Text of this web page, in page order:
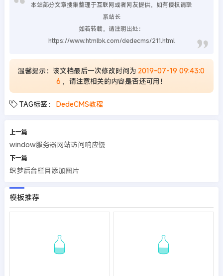
本站部分文章搜集整理于互联网或者网友提供，如有侵权请联
系站长
如若转载，请注明出处：
https://www.htmlbk.com/dedecms/211.html
温馨提示：该文档最后一次修改时间为 2019-07-19 09:43:0
6 ，请注意相关的内容是否还可用！
TAG标签： DedeCMS教程
上一篇
window服务器网站访问响应慢
下一篇
织梦后台栏目添加图片
模板推荐